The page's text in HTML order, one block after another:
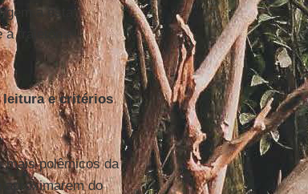
a esta
trajetória
leitura e critérios
mais polêmicos da
aproximarem do